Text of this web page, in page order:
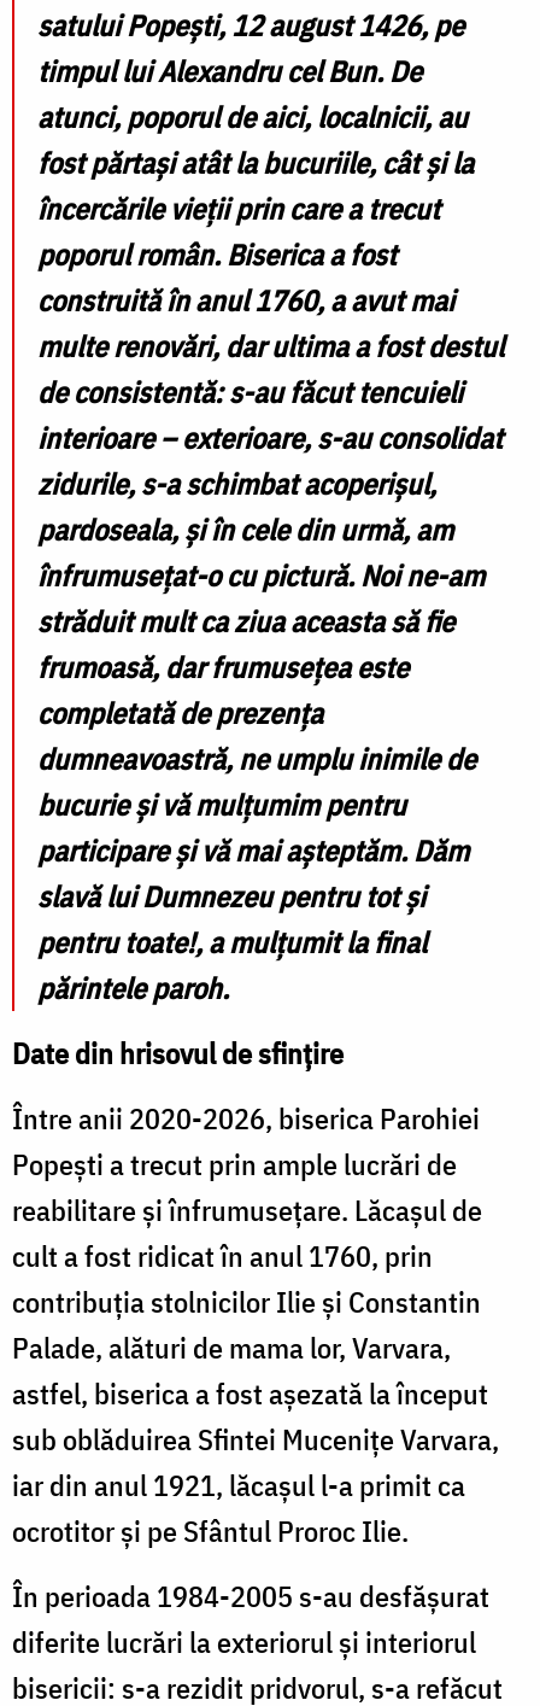
satului Popești, 12 august 1426, pe
timpul lui Alexandru cel Bun. De
atunci, poporul de aici, localnicii, au
fost părtași atât la bucuriile, cât și la
încercările vieții prin care a trecut
poporul român. Biserica a fost
construită în anul 1760, a avut mai
multe renovări, dar ultima a fost destul
de consistentă: s-au făcut tencuieli
interioare – exterioare, s-au consolidat
zidurile, s-a schimbat acoperișul,
pardoseala, și în cele din urmă, am
înfrumusețat-o cu pictură. Noi ne-am
străduit mult ca ziua aceasta să fie
frumoasă, dar frumusețea este
completată de prezența
dumneavoastră, ne umplu inimile de
bucurie și vă mulțumim pentru
participare și vă mai așteptăm. Dăm
slavă lui Dumnezeu pentru tot și
pentru toate!, a mulțumit la final
părintele paroh.
Date din hrisovul de sfințire
Între anii 2020-2026, biserica Parohiei
Popești a trecut prin ample lucrări de
reabilitare și înfrumusețare. Lăcașul de
cult a fost ridicat în anul 1760, prin
contribuția stolnicilor Ilie și Constantin
Palade, alături de mama lor, Varvara,
astfel, biserica a fost așezată la început
sub oblăduirea Sfintei Mucenițe Varvara,
iar din anul 1921, lăcașul l-a primit ca
ocrotitor și pe Sfântul Proroc Ilie.
În perioada 1984-2005 s-au desfășurat
diferite lucrări la exteriorul și interiorul
bisericii: s-a rezidit pridvorul, s-a refăcut